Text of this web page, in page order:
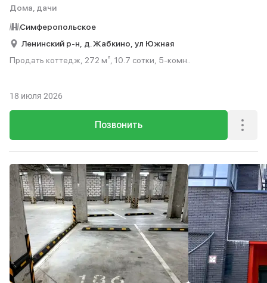
Дома, дачи
Симферопольское
Ленинский р-н, д. Жабкино, ул Южная
Продать коттедж, 272 м², 10.7 сотки, 5-комн..
Позвонить
18 июля 2026